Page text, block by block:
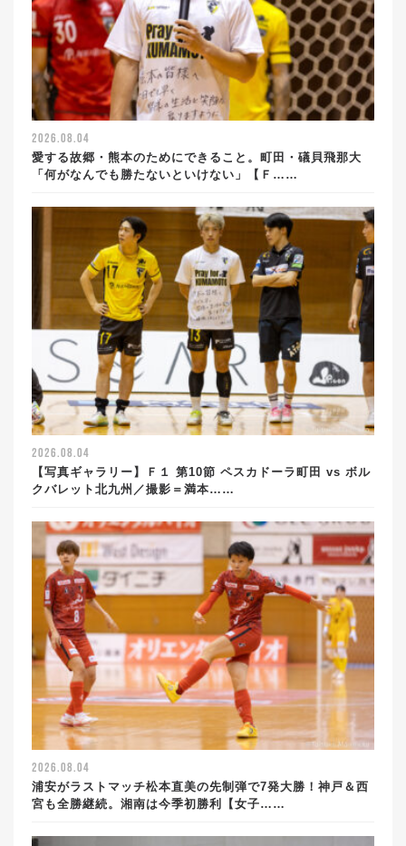
2026.08.04
愛する故郷・熊本のためにできること。町田・礒貝飛那大
「何がなんでも勝たないといけない」【Ｆ……
2026.08.04
【写真ギャラリー】Ｆ１ 第10節 ペスカドーラ町田 vs ボル
クバレット北九州／撮影＝満本……
2026.08.04
浦安がラストマッチ松本直美の先制弾で7発大勝！神戸＆西
宮も全勝継続。湘南は今季初勝利【女子……